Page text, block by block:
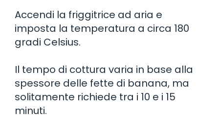
Accendi la friggitrice ad aria e
imposta la temperatura a circa 180
gradi Celsius.
Il tempo di cottura varia in base alla
spessore delle fette di banana, ma
solitamente richiede tra i 10 e i 15
minuti.